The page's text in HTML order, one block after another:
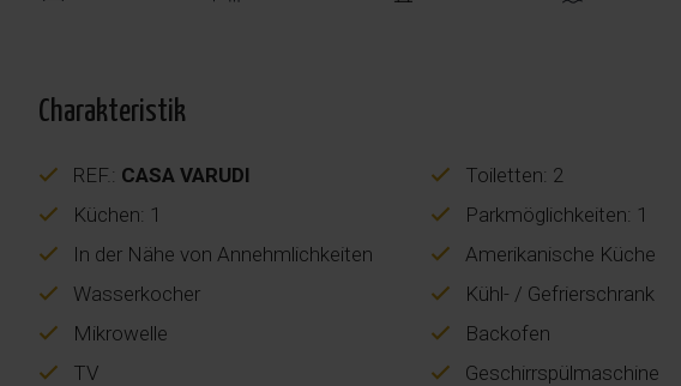
Charakteristik
REF.: CASA VARUDI
Toiletten: 2
Küchen: 1
Parkmöglichkeiten: 1
In der Nähe von Annehmlichkeiten
Amerikanische Küche
Wasserkocher
Kühl- / Gefrierschrank
Mikrowelle
Backofen
TV
Geschirrspülmaschine